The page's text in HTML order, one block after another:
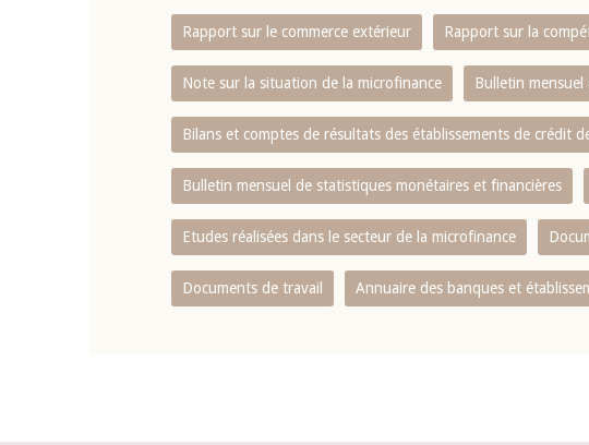
Rapport sur le commerce extérieur Rapport sur la
Note sur la situation de la microfinance Bulletin
Bilans et comptes de résultats des établissements de crédit
Bulletin mensuel de statistiques monétaires et financières
Etudes réalisées dans le secteur de la microfinance
Documents de travail Annuaire des banques et